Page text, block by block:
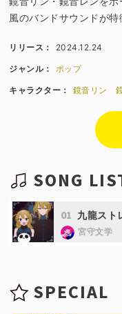
風のバンドサウンドが特
リリース： 2024.12.24
ジャンル： ポップ
キャラクター： 鏡音リン
SONG
01 九龍ストレイ
宮守文学
SPECIAL